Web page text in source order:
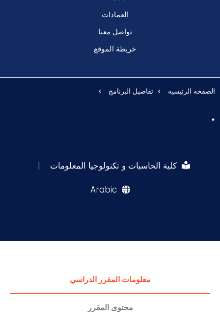
العمادات
تواصل معنا
خريطة الموقع
الصفحه الرئيسيه تفاصيل البرنامج .
.
كلية الحاسبات و تكنولوجيا المعلومات |
Arabic
معلومات المقرر الدراسي
محتوى المقرر